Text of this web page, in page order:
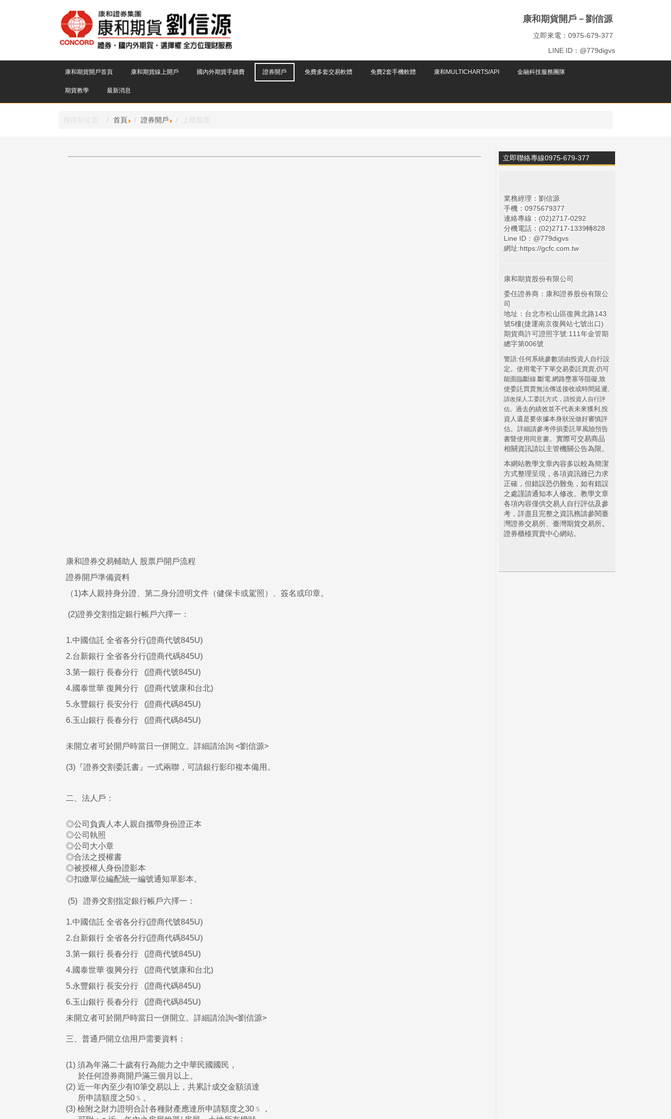
康和期貨開戶－劉信源
立即來電：0975-679-377
LINE ID：@779digvs
康和期貨開戶首頁 康和期貨線上開戶 國內外期貨手續費 證券開戶 免費多套交易軟體 免費2套手機軟體 康和MULTICHARTS/API 金融科技服務團隊
期貨教學 最新消息
你目前位置: 首頁 證券開戶 上櫃股票
康和證券交易輔助人 股票戶開戶流程
證券開戶準備資料
（1)本人親持身分證、第二身分證明文件（健保卡或駕照）、 簽名或印章。
(2)證券交割指定銀行帳戶六擇一：
1.中國信託 全省各分行(證商代號845U)
2.台新銀行 全省各分行(證商代碼845U)
3.第一銀行 長春分行 (證商代號845U)
4.國泰世華 復興分行 (證商代號康和台北)
5.永豐銀行 長安分行 (證商代碼845U)
6.玉山銀行 長春分行 (證商代碼845U)
未開立者可於開戶時當日一併開立。詳細請洽詢 <劉信源>
(3)『證券交割委託書』一式兩聯，可請銀行影印複本備用。
二、法人戶：
◎公司負責人本人親自攜帶身份證正本
◎公司執照
◎公司大小章
◎合法之授權書
◎被授權人身份證影本
◎扣繳單位編配統一編號通知單影本。
(5) 證券交割指定銀行帳戶六擇一：
1.中國信託 全省各分行(證商代號845U)
2.台新銀行 全省各分行(證商代碼845U)
3.第一銀行 長春分行 (證商代號845U)
4.國泰世華 復興分行 (證商代號康和台北)
5.永豐銀行 長安分行 (證商代碼845U)
6.玉山銀行 長春分行 (證商代碼845U)
未開立者可於開戶時當日一併開立。詳細請洽詢<劉信源>
三、普通戶開立信用戶需要資料：
(1) 須為年滿二十歲有行為能力之中華民國國民，
於任何證券商開戶滿三個月以上。
(2) 近一年內至少有l0筆交易以上，共累計成交金額須達
所申請額度之50﹪。
(3) 檢附之財力證明合計各種財產應達所申請額度之30﹪，
立即聯絡專線0975-679-377
業務經理：劉信源
手機：0975679377
連絡專線：(02)2717-0292
分機電話：(02)2717-1339轉828
Line ID：@779digvs
網址:https://gcfc.com.tw
康和期貨股份有限公司
委任證券商：康和證券股份有限公
司
地址：台北市松山區復興北路143
號5樓(捷運南京復興站七號出口)
期貨商許可證照字號:111年金管期
總字第006號
警語:任何系統參數須由投資人自行設
定。使用電子下單交易委託買賣 ,仍可
能面臨斷線 斷電 .網路壅塞等阻礙 ,致
使委託買賣無法傳送接收或時間延遲
請改採人工委託方式，請投資人自行評
估。過去的績效並不代表未來獲利 ,投
資人還是要依據本身狀況做好審慎評
估。詳細請參考停損委託單風險預告
書暨使用同意書。實際可交易商品
相關資訊請以主管機關公告為限。
本網站教學文章內容多以較為簡潔
方式整理呈現，各項資訊雖已力求
正確，但錯誤恐仍難免，如有錯誤
之處謹請通知本人修改。教學文章
各項內容僅供交易人自行評估及參
考，詳盡且完整之資訊務請參閱臺
灣證券交易所、臺灣期貨交易所、
證券櫃檯買賣中心網站。